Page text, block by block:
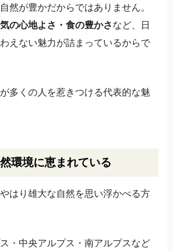
然が豊かだからではありません。
の心地よさ・食の豊かさなど、日
えない魅力が詰まっているからで
多くの人を惹きつける代表的な魅
環境に恵まれている
はり雄大な自然を思い浮かべる方
・中央アルプス・南アルプスなど